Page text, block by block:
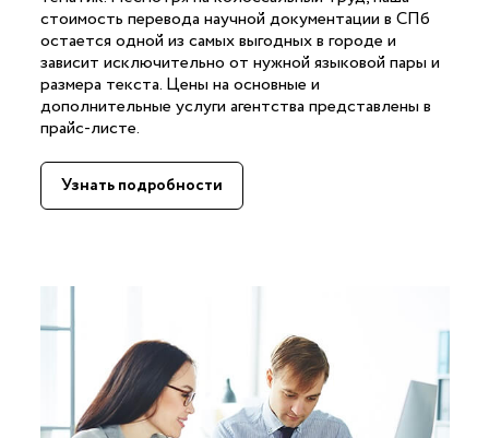
стоимость перевода научной документации в СПб
остается одной из самых выгодных в городе и
зависит исключительно от нужной языковой пары и
размера текста. Цены на основные и
дополнительные услуги агентства представлены в
прайс-листе.
Узнать подробности